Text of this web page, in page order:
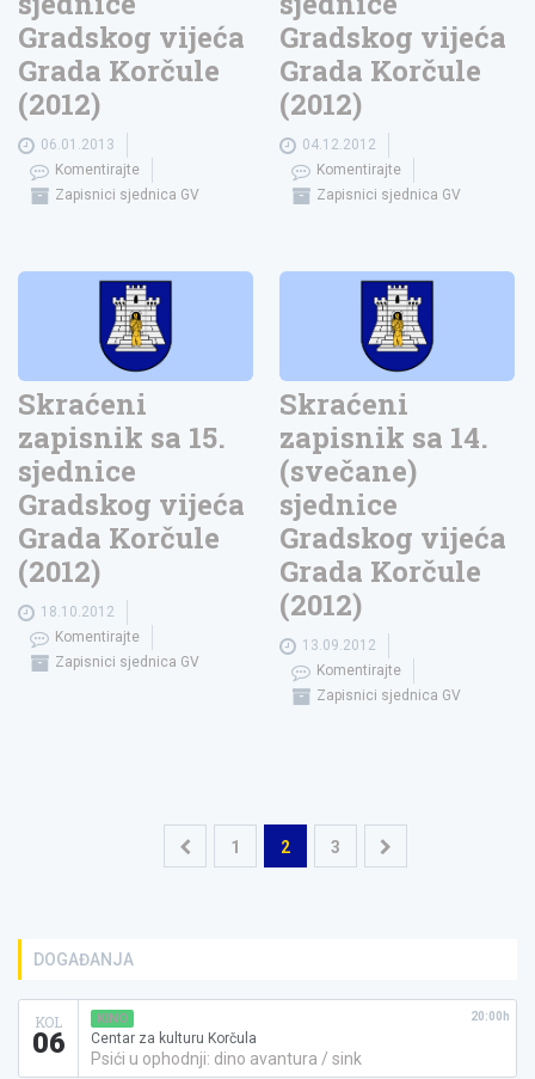
Gradskog vijeća
Grada Korčule
(2012)
06.01.2013
Komentirajte
Zapisnici sjednica GV
Gradskog vijeća
Grada Korčule
(2012)
04.12.2012
Komentirajte
Zapisnici sjednica GV
Skraćeni
zapisnik sa 15.
sjednice
Gradskog vijeća
Grada Korčule
(2012)
18.10.2012
Komentirajte
Zapisnici sjednica GV
Skraćeni
zapisnik sa 14.
(svečane)
sjednice
Gradskog vijeća
Grada Korčule
(2012)
13.09.2012
Komentirajte
Zapisnici sjednica GV
Navigacija
1 2 3
DOGAĐANJA
KOL
06
KINO
Centar za kulturu Korčula
Psići u ophodnji: dino avantura / sink
20:00h